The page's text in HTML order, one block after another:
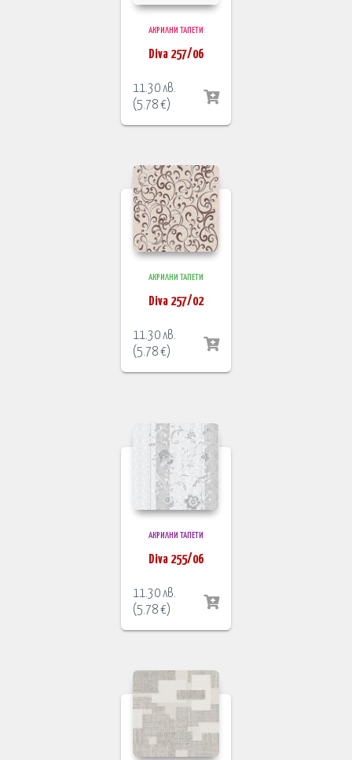
АКРИЛНИ ТАПЕТИ
Diva 257/06
11.30лв.
(5.78€)
АКРИЛНИ ТАПЕТИ
Diva 257/02
11.30лв.
(5.78€)
АКРИЛНИ ТАПЕТИ
Diva 255/06
11.30лв.
(5.78€)